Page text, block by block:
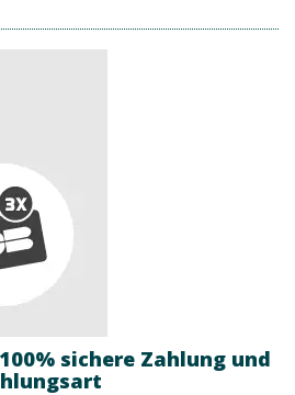
sichere Zahlung und